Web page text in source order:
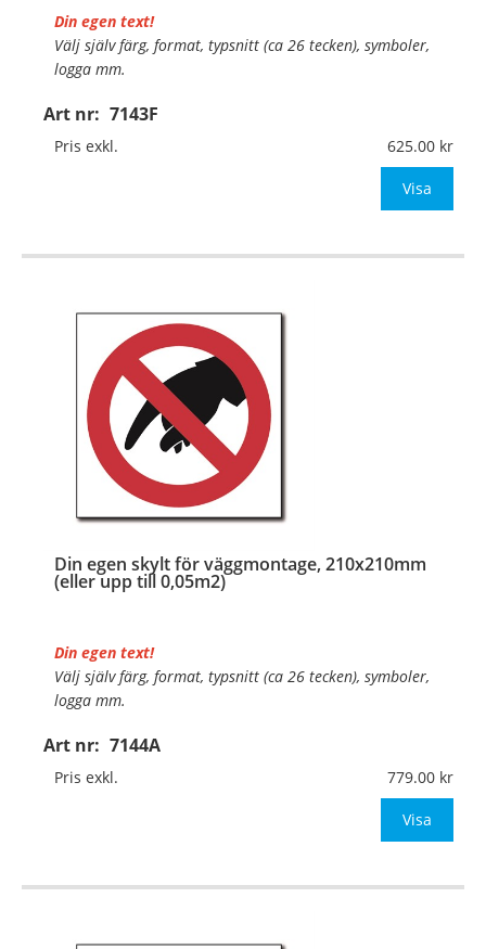
Art nr: 7143F
Din egen text!
Välj själv färg, format, typsnitt (ca 26 tecken), symboler,
logga mm.
Material:Självhäftande folie
Mått:148x148mm (eller annat mått upp till 0,03m²)
Pris exkl. 625.00
Visa
Din egen skylt för väggmontage, 210x210mm
(eller upp till 0,05m2)
Art nr: 7144A
Din egen text!
Välj själv färg, format, typsnitt (ca 26 tecken), symboler,
logga mm.
Material:Plan aluminium, 0,7mm (väggmontage)
Mått:210x210mm (eller annat mått upp till 0,05m²)
Pris exkl. 779.00
Visa